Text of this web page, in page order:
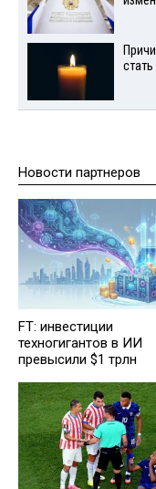
Новости партнеров
FT: инвестиции
техногигантов в ИИ
превысили $1 трлн